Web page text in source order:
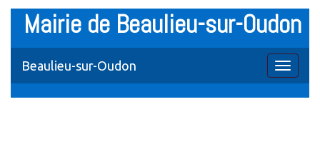
Mairie de Beaulieu-sur-Oudon
Toggle
Beaulieu-sur-Oudon